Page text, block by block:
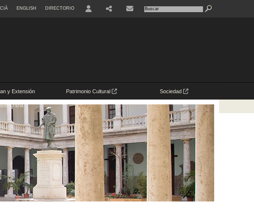
ENGLISH DIRECTORIO
y Extensión Patrimonio Cultural Sociedad